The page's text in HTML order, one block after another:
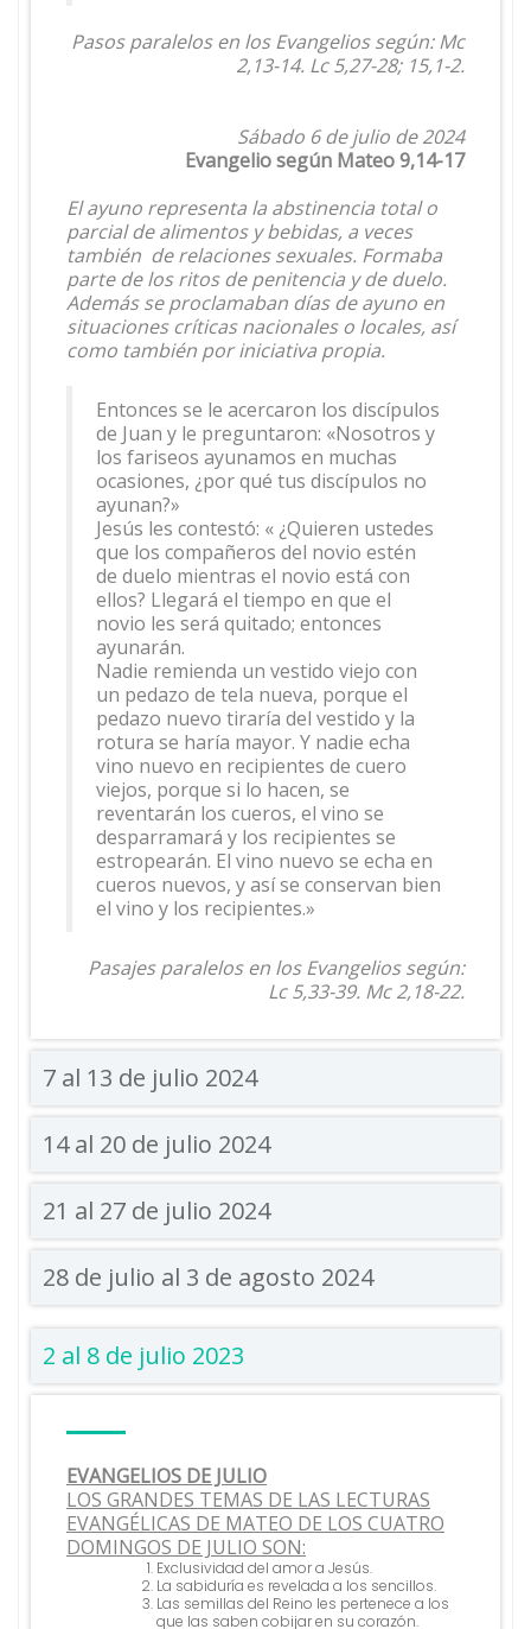
Pasos paralelos en los Evangelios según: Mc
2,13-14. Lc 5,27-28; 15,1-2.
Sábado 6 de julio de 2024
Evangelio según Mateo 9,14-17
El ayuno representa la abstinencia total o
parcial de alimentos y bebidas, a veces
también de relaciones sexuales. Formaba
parte de los ritos de penitencia y de duelo.
Además se proclamaban días de ayuno en
situaciones críticas nacionales o locales, así
como también por iniciativa propia.
Entonces se le acercaron los discípulos
de Juan y le preguntaron: «Nosotros y
los fariseos ayunamos en muchas
ocasiones, ¿por qué tus discípulos no
ayunan?»
Jesús les contestó: « ¿Quieren ustedes
que los compañeros del novio estén
de duelo mientras el novio está con
ellos? Llegará el tiempo en que el
novio les será quitado; entonces
ayunarán.
Nadie remienda un vestido viejo con
un pedazo de tela nueva, porque el
pedazo nuevo tiraría del vestido y la
rotura se haría mayor. Y nadie echa
vino nuevo en recipientes de cuero
viejos, porque si lo hacen, se
reventarán los cueros, el vino se
desparramará y los recipientes se
estropearán. El vino nuevo se echa en
cueros nuevos, y así se conservan bien
el vino y los recipientes.»
Pasajes paralelos en los Evangelios según:
Lc 5,33-39. Mc 2,18-22.
7 al 13 de julio 2024
14 al 20 de julio 2024
21 al 27 de julio 2024
28 de julio al 3 de agosto 2024
2 al 8 de julio 2023
EVANGELIOS DE JULIO
LOS GRANDES TEMAS DE LAS LECTURAS
EVANGÉLICAS DE MATEO DE LOS CUATRO
DOMINGOS DE JULIO SON:
Exclusividad del amor a Jesús.
La sabiduría es revelada a los sencillos.
Las semillas del Reino les pertenece a los
que las saben cobijar en su corazón.